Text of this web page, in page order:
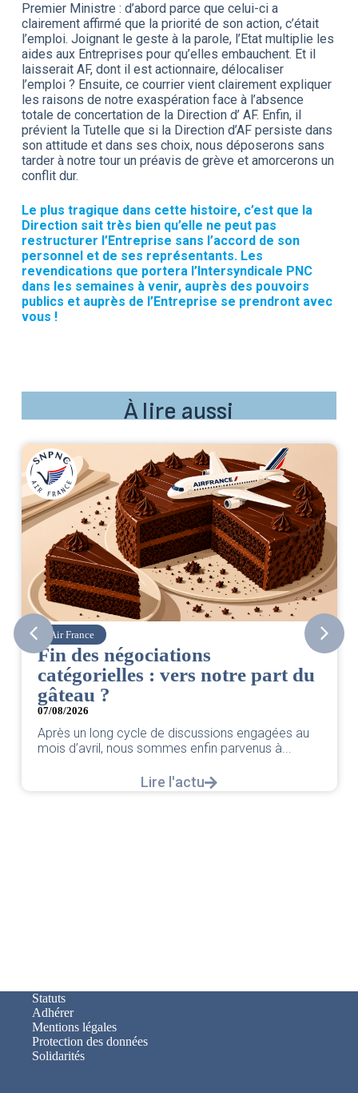
Premier Ministre : d’abord parce que celui-ci a
clairement affirmé que la priorité de son action, c’était
l’emploi. Joignant le geste à la parole, l’Etat multiplie les
aides aux Entreprises pour qu’elles embauchent. Et il
laisserait AF, dont il est actionnaire, délocaliser
l’emploi ? Ensuite, ce courrier vient clairement expliquer
les raisons de notre exaspération face à l’absence
totale de concertation de la Direction d’ AF. Enfin, il
prévient la Tutelle que si la Direction d’AF persiste dans
son attitude et dans ses choix, nous déposerons sans
tarder à notre tour un préavis de grève et amorcerons un
conflit dur.
Le plus tragique dans cette histoire, c’est que la
Direction sait très bien qu’elle ne peut pas
restructurer l’Entreprise sans l’accord de son
personnel et de ses représentants. Les
revendications que portera l’Intersyndicale PNC
dans les semaines à venir, auprès des pouvoirs
publics et auprès de l’Entreprise se prendront avec
vous !
À lire aussi
négociations
: vers notre part du
long cycle de discussions engagées au
nous sommes enfin parvenus à...
Corsair
CSE.
06/08/2026
Statuts
Adhérer
Mentions légales
Protection des données
Solidarités